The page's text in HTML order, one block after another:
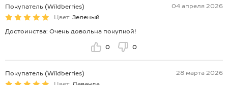
Покупатель (Wildberries)
04 апреля 2026
Цвет: Зеленый
Достоинства: Очень довольна покупкой!
0 0
Покупатель (Wildberries)
28 марта 2026